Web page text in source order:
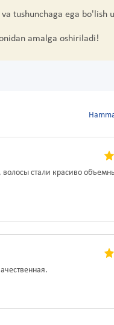
tushunchaga ega
amalga oshiriladi!
волосы стали красиво